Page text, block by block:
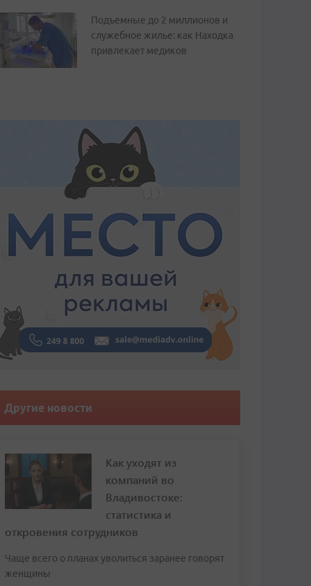
Подъемные до 2 миллионов и
служебное жилье: как Находка
привлекает медиков
Другие новости
Как уходят из
компаний во
Владивостоке:
статистика и
откровения сотрудников
Чаще всего о планах уволиться заранее говорят
женщины